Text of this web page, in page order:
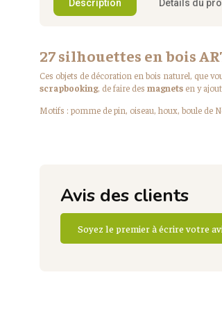
Description Détails du
27 silhouettes en bois
Ces objets de décoration en bois naturel, que
scrapbooking, de faire des magnets en y
Motifs : pomme de pin, oiseau, houx, boule de
Avis des clients
Soyez le premier à écrire votre